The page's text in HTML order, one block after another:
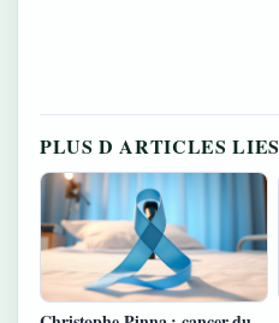
PLUS D ARTICLES LIES